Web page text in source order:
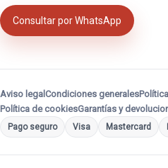
Consultar por WhatsApp
Aviso legal Condiciones generales
Política de cookiesGarantías y
Pago seguro Visa Mastercard